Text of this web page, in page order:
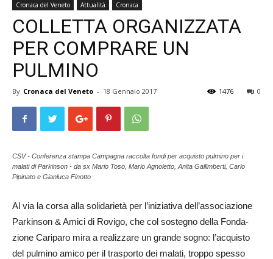
Veneto
Cronaca del Veneto Attualità Cronaca
COLLETTA ORGANIZZATA
PER COMPRARE UN
PULMINO
By Cronaca del Veneto - 18 Gennaio 2017 0
1476
CSV - Conferenza stampa Campagna raccolta fondi per acquisto pulmino per i
malati di Parkinson - da sx Mario Toso, Mario Agnoletto, Anita Gallimberti, Carlo
Pipinato e Gianluca Finotto
Al via la corsa alla solidarietà per l’iniziativa dell’associazione
Par­kinson & Amici di Rovigo, che col sostegno della Fon­da­
zione Car­iparo mira a realizzare un grande sogno: l’acquisto
del pulmino amico per il trasporto dei malati, troppo spesso